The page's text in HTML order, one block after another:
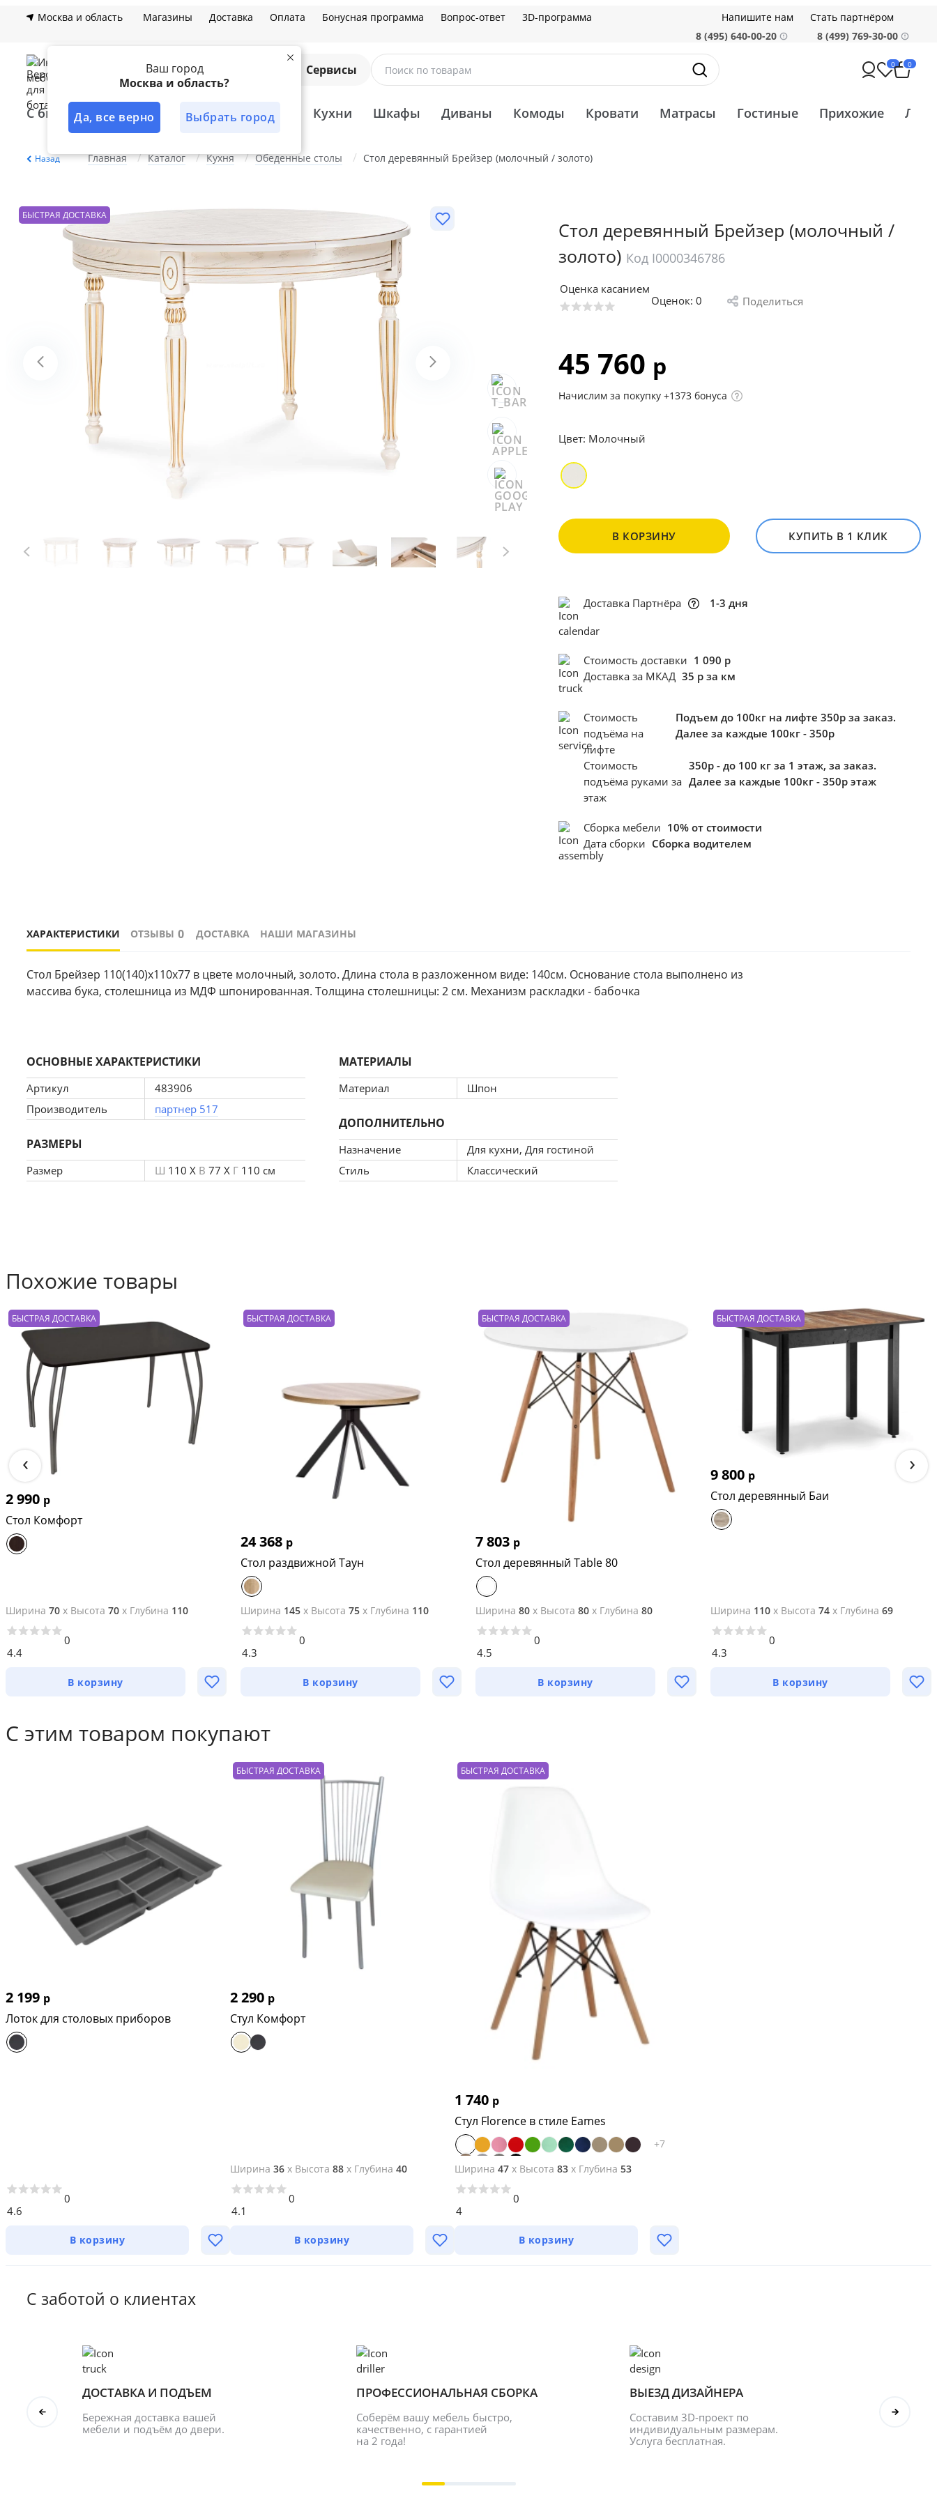
Ваш город
Москва и область?
Да, все верно Выбрать город
Москва и область Магазины Доставка Оплата Бонусная программа Вопрос-ответ 3D-программа Напишите нам
Стать партнёром
8 (495) 640-00-20
8 (499) 769-30-00
Сервисы Поиск по товарам 0 0
С быстрой доставкой Лучшее решение Кухни Шкафы Диваны Комоды Кровати Матрасы Гостиные Прихожие
Назад Главная Каталог Кухня Обеденные столы Стол деревянный Брейзер (молочный / золото)
БЫСТРАЯ ДОСТАВКА
Стол деревянный Брейзер (молочный /
золото) Код I0000346786
Оценка касанием
Оценок: 0 Поделиться
45 760 р
Начислим за покупку +1373 бонуса
Цвет: Молочный
В КОРЗИНУ КУПИТЬ В 1 КЛИК
Доставка Партнёра 1-3 дня
Стоимость доставки 1 090 р
Доставка за МКАД 35 р за км
Стоимость
подъёма на
лифте
Подъем до 100кг на лифте 350р за заказ.
Далее за каждые 100кг - 350р
Стоимость
подъёма руками за
этаж
350р - до 100 кг за 1 этаж, за заказ.
Далее за каждые 100кг - 350р этаж
Сборка мебели 10% от стоимости
Дата сборки Сборка водителем
ХАРАКТЕРИСТИКИ ОТЗЫВЫ 0 ДОСТАВКА НАШИ МАГАЗИНЫ
Стол Брейзер 110(140)х110х77 в цвете молочный, золото. Длина стола в разложенном виде: 140см. Основание стола выполнено из
массива бука, столешница из МДФ шпонированная. Толщина столешницы: 2 см. Механизм раскладки - бабочка
ОСНОВНЫЕ ХАРАКТЕРИСТИКИ
Артикул
483906
Производитель
партнер 517
РАЗМЕРЫ
Размер Ш 110 X В 77 X Г 110 см
МАТЕРИАЛЫ
Материал Шпон
ДОПОЛНИТЕЛЬНО
Назначение
Для кухни, Для гостиной
Стиль
Классический
Похожие товары
БЫСТРАЯ ДОСТАВКА
2 990 р
Стол Комфорт
Ширина 70 x Высота 70 x Глубина 110
4.4
0
В корзину
БЫСТРАЯ ДОСТАВКА
24 368 р
Стол раздвижной Таун
Ширина 145 x Высота 75 x Глубина 110
4.3
0
В корзину
БЫСТРАЯ ДОСТАВКА
7 803 р
Стол деревянный Table 80
Ширина 80 x Высота 80 x Глубина 80
4.5
0
В корзину
БЫСТРАЯ ДОСТАВКА
9 800 р
Стол деревянный Баи
Ширина 110 x Высота 74 x Глубина 69
4.3
0
В корзину
‹ ›
С этим товаром покупают
2 199 р
Лоток для столовых приборов
4.6
0
В корзину
БЫСТРАЯ ДОСТАВКА
2 290 р
Стул Комфорт
Ширина 36 x Высота 88 x Глубина 40
4.1
0
В корзину
БЫСТРАЯ ДОСТАВКА
1 740 р
Стул Florence в стиле Eames
+7
Ширина 47 x Высота 83 x Глубина 53
4
0
В корзину
С заботой о клиентах
ДОСТАВКА И ПОДЪЕМ
Бережная доставка вашей
мебели и подъём до двери.
ПРОФЕССИОНАЛЬНАЯ СБОРКА
Соберём вашу мебель быстро,
качественно, с гарантией
на 2 года!
ВЫЕЗД ДИЗАЙНЕРА
Составим 3D-проект по
индивидуальным размерам.
Услуга бесплатная.